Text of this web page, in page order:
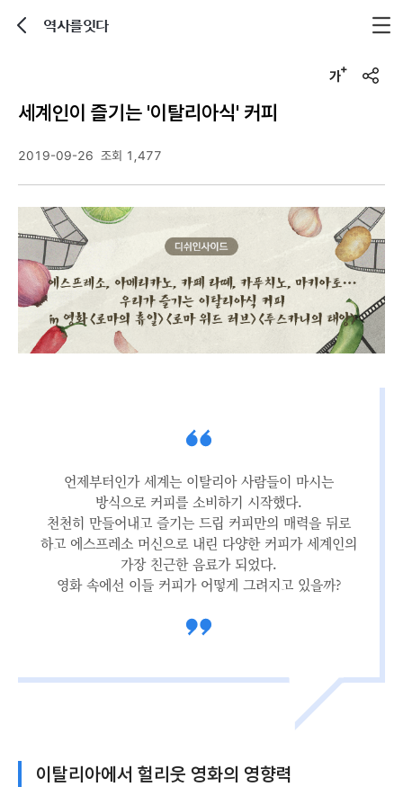
역사를잇다
u
세계인이 즐기는 '이탈리아식' 커피
2019-09-26 조회 1,477
언제부터인가 세계는 이탈리아 사람들이 마시는
방식으로 커피를 소비하기 시작했다.
천천히 만들어내고 즐기는 드립 커피만의 매력을 뒤로
하고 에스프레소 머신으로 내린 다양한 커피가 세계인의
가장 친근한 음료가 되었다.
영화 속에선 이들 커피가 어떻게 그려지고 있을까?
이탈리아에서 헐리웃 영화의 영향력